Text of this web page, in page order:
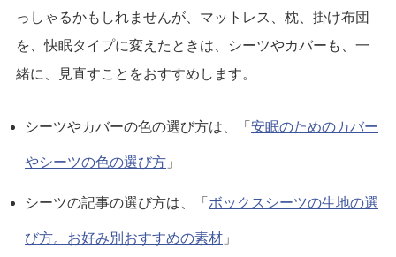
っしゃるかもしれませんが、マットレス、枕、掛け布団
を、快眠タイプに変えたときは、シーツやカバーも、一
緒に、見直すことをおすすめします。
シーツやカバーの色の選び方は、「 安眠のためのカバー
やシーツの色の選び方 」
シーツの記事の選び方は、「 ボックスシーツの生地の選
び方。お好み別おすすめの素材 」